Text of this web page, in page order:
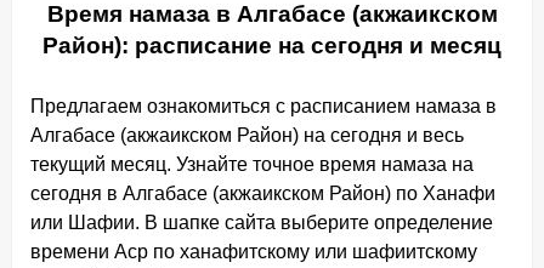
Время намаза в Алгабасе (акжаикском
Район): расписание на сегодня и месяц
Предлагаем ознакомиться с расписанием намаза в
Алгабасе (акжаикском Район) на сегодня и весь
текущий месяц. Узнайте точное время намаза на
сегодня в Алгабасе (акжаикском Район) по Ханафи
или Шафии. В шапке сайта выберите определение
времени Аср по ханафитскому или шафиитскому